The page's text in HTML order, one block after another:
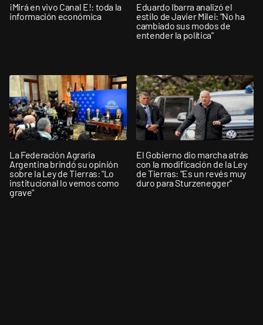
¡Mirá en vivo Canal E!: toda la
información económica
Eduardo Ibarra analizó el
estilo de Javier Milei: "No ha
cambiado sus modos de
entender la política"
La Federación Agraria
Argentina brindó su opinión
sobre la Ley de Tierras: "Lo
institucional lo vemos como
grave"
El Gobierno dio marcha atrás
con la modificación de la Ley
de Tierras: "Es un revés muy
duro para Sturzenegger"